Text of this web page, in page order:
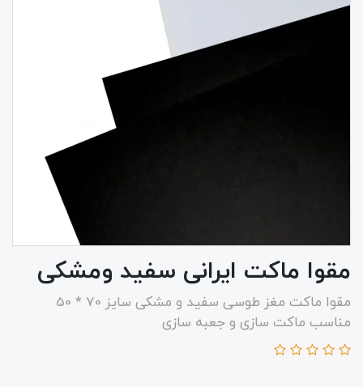
مقوا ماکت ایرانی سفید ومشکی
مقوا ماکت مغز طوسی سفید و مشکی سایز 70 * 50
مناسب ماکت سازی و جعبه سازی